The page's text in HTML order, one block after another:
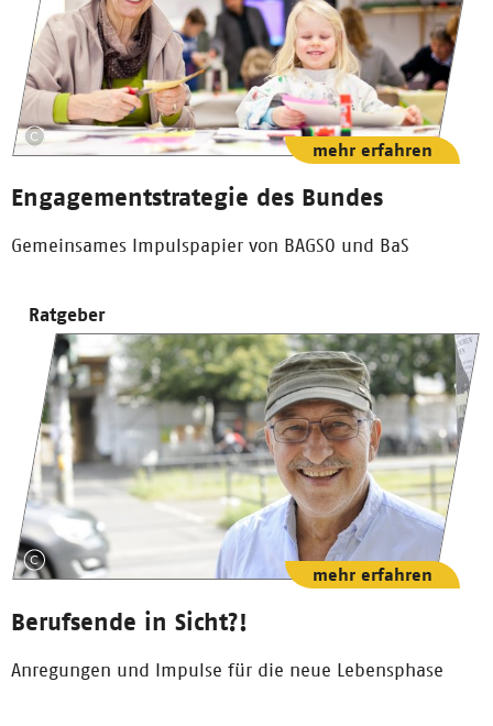
Engagementstrategie des Bundes
Gemeinsames Impulspapier von BAGSO und BaS
mehr erfahren
Ratgeber
Berufsende in Sicht?!
Anregungen und Impulse für die neue Lebensphase
mehr erfahren